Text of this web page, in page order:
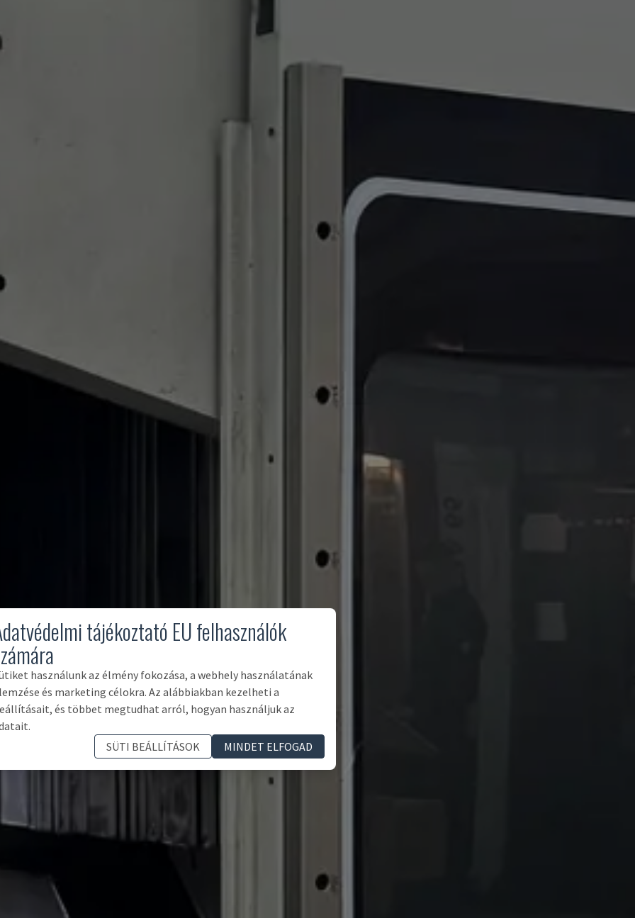
tájékoztató EU felhasználók
használunk az élmény fokozása, a webhely használatának
és marketing célokra. Az alábbiakban kezelheti a
és többet megtudhat arról, hogyan használjuk az
SÜTI BEÁLLÍTÁSOK
MINDET ELFOGAD